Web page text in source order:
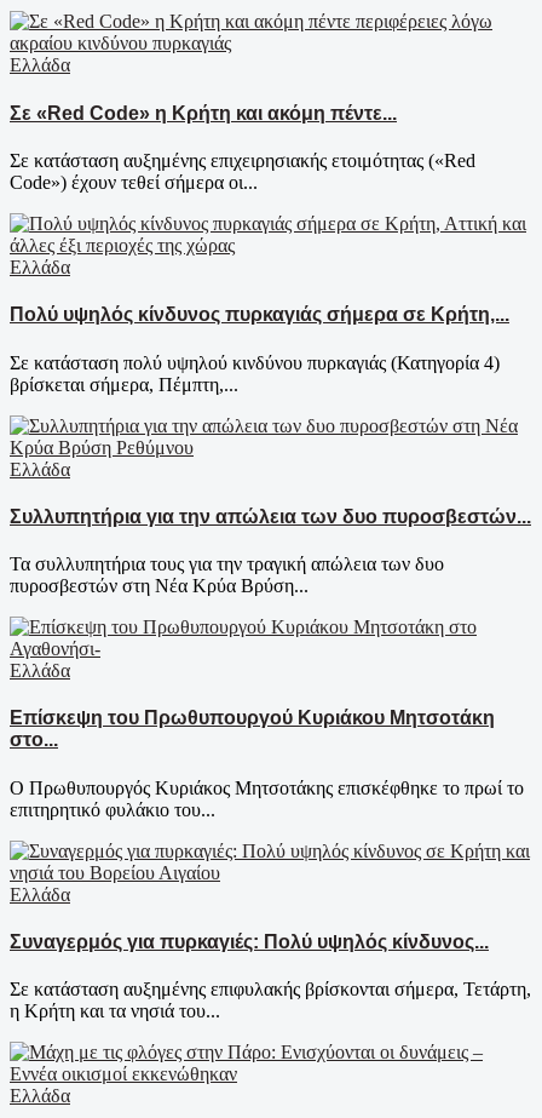
Ελλάδα
Σε «Red Code» η Κρήτη και ακόμη πέντε...
Σε κατάσταση αυξημένης επιχειρησιακής ετοιμότητας («Red
Code») έχουν τεθεί σήμερα οι...
Ελλάδα
Πολύ υψηλός κίνδυνος πυρκαγιάς σήμερα σε Κρήτη,...
Σε κατάσταση πολύ υψηλού κινδύνου πυρκαγιάς (Κατηγορία 4)
βρίσκεται σήμερα, Πέμπτη,...
Ελλάδα
Συλλυπητήρια για την απώλεια των δυο πυροσβεστών...
Τα συλλυπητήρια τους για την τραγική απώλεια των δυο
πυροσβεστών στη Νέα Κρύα Βρύση...
Ελλάδα
Επίσκεψη του Πρωθυπουργού Κυριάκου Μητσοτάκη
στο...
Ο Πρωθυπουργός Κυριάκος Μητσοτάκης επισκέφθηκε το πρωί το
επιτηρητικό φυλάκιο του...
Ελλάδα
Συναγερμός για πυρκαγιές: Πολύ υψηλός κίνδυνος...
Σε κατάσταση αυξημένης επιφυλακής βρίσκονται σήμερα, Τετάρτη,
η Κρήτη και τα νησιά του...
Ελλάδα